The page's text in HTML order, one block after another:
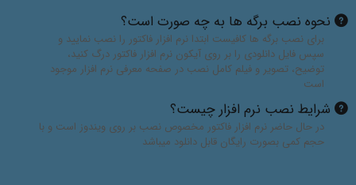
نحوه نصب برگه ها به چه صورت است؟
برای نصب برگه ها کافیست ابتدا نرم افزار فاکتور را نصب نمایید و
سپس فایل دانلودی را بر روی آیکون نرم افزار فاکتور درگ کنید،
توضیح، تصویر و فیلم کامل نصب در صفحه معرفی نرم افزار موجود
است
شرایط نصب نرم افزار چیست؟
در حال حاضر نرم افزار فاکتور مخصوص نصب بر روی ویندوز است و با
حجم کمی بصورت رایگان قابل دانلود میباشد